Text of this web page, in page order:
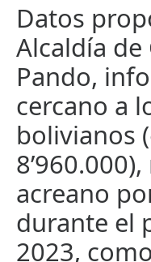
Datos
Alcaldía de
Pando,
cercano a
bolivianos
acreano
durante el
2023,